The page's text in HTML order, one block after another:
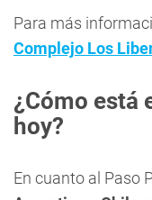
Para más
Complejo Los
¿Cómo está
hoy?
En cuanto al Paso